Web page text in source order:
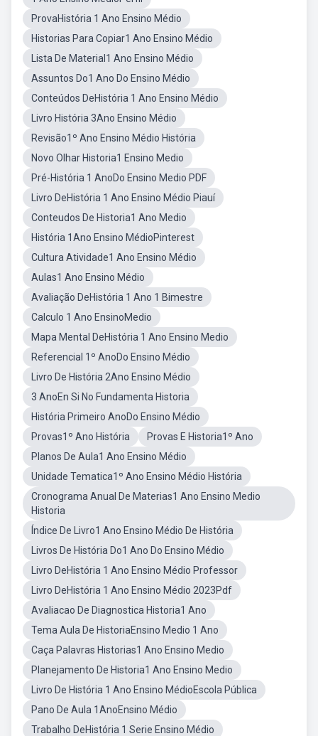
ProvaHistória 1 Ano Ensino Médio
Historias Para Copiar1 Ano Ensino Médio
Lista De Material1 Ano Ensino Médio
Assuntos Do1 Ano Do Ensino Médio
Conteúdos DeHistória 1 Ano Ensino Médio
Livro História 3Ano Ensino Médio
Revisão1º Ano Ensino Médio História
Novo Olhar Historia1 Ensino Medio
Pré-História 1 AnoDo Ensino Medio PDF
Livro DeHistória 1 Ano Ensino Médio Piauí
Conteudos De Historia1 Ano Medio
História 1Ano Ensino MédioPinterest
Cultura Atividade1 Ano Ensino Médio
Aulas1 Ano Ensino Médio
Avaliação DeHistória 1 Ano 1 Bimestre
Calculo 1 Ano EnsinoMedio
Mapa Mental DeHistória 1 Ano Ensino Medio
Referencial 1º AnoDo Ensino Médio
Livro De História 2Ano Ensino Médio
3 AnoEn Si No Fundamenta Historia
História Primeiro AnoDo Ensino Médio
Provas1º Ano História
Provas E Historia1º Ano
Planos De Aula1 Ano Ensino Médio
Unidade Tematica1º Ano Ensino Médio História
Cronograma Anual De Materias1 Ano Ensino Medio
Historia
Índice De Livro1 Ano Ensino Médio De História
Livros De História Do1 Ano Do Ensino Médio
Livro DeHistória 1 Ano Ensino Médio Professor
Livro DeHistória 1 Ano Ensino Médio 2023Pdf
Avaliacao De Diagnostica Historia1 Ano
Tema Aula De HistoriaEnsino Medio 1 Ano
Caça Palavras Historias1 Ano Ensino Medio
Planejamento De Historia1 Ano Ensino Medio
Livro De História 1 Ano Ensino MédioEscola Pública
Pano De Aula 1AnoEnsino Médio
Trabalho DeHistória 1 Serie Ensino Médio